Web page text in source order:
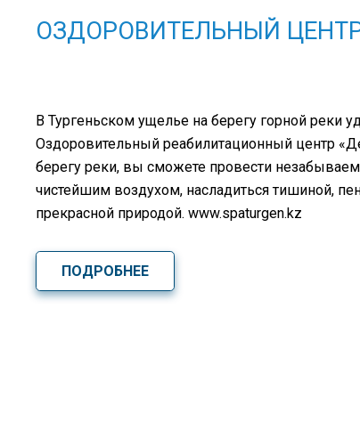
ОЗДОРОВИТЕЛЬНЫЙ
В Тургеньском ущелье на берегу горной реки
Оздоровительный реабилитационный центр
берегу реки, вы сможете провести
чистейшим воздухом, насладиться тишиной,
прекрасной природой. www.spaturgen.kz
ПОДРОБНЕЕ